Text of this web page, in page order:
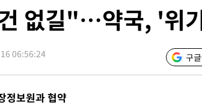
보' 신용해 前교정본부장 기소
…'쑥대밭' 된 축구협회
김태유 서울대 공대 교수…이병태
훈련…80명 식사 대접까지(종합)
없길"…약국, '위
06:56:24 구
정보원과 협약